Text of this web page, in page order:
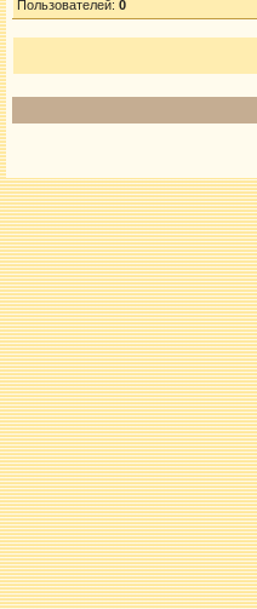
Пользователей: 0